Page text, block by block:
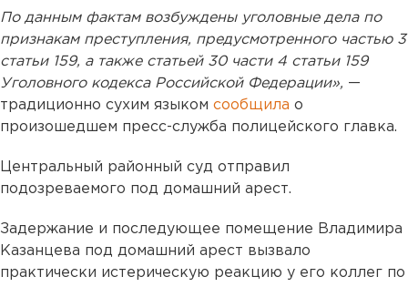
По данным фактам возбуждены уголовные дела по
признакам преступления, предусмотренного частью 3
статьи 159, а также статьей 30 части 4 статьи 159
Уголовного кодекса Российской Федерации», —
традиционно сухим языком сообщила о
произошедшем пресс-служба полицейского главка.
Центральный районный суд отправил
подозреваемого под домашний арест.
Задержание и последующее помещение Владимира
Казанцева под домашний арест вызвало
практически истерическую реакцию у его коллег по